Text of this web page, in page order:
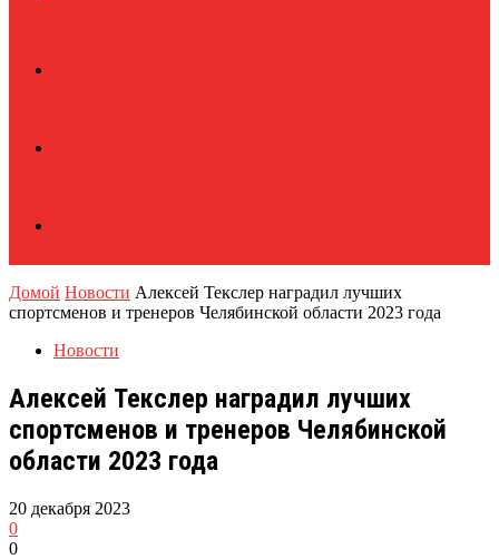
Домой Новости Алексей Текслер наградил лучших
спортсменов и тренеров Челябинской области 2023 года
Новости
Алексей Текслер наградил лучших
спортсменов и тренеров Челябинской
области 2023 года
20 декабря 2023
0
0